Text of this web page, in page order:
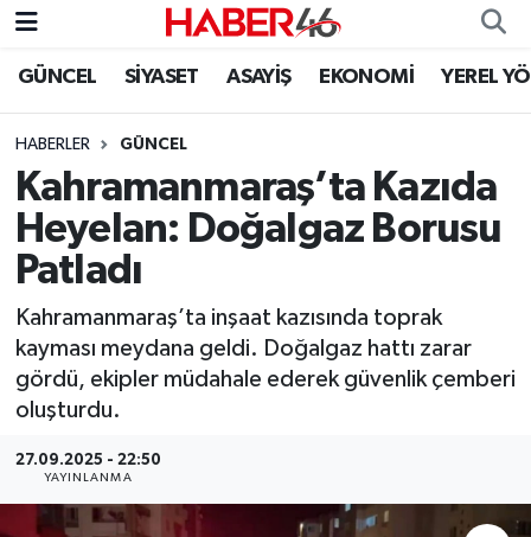
GÜNCEL SİYASET ASAYİŞ EKONOMİ YEREL
HABERLER GÜNCEL
Kahramanmaraş’ta Kazıda
Heyelan: Doğalgaz Borusu
Patladı
Kahramanmaraş’ta inşaat kazısında toprak
kayması meydana geldi. Doğalgaz hattı zarar
gördü, ekipler müdahale ederek güvenlik çemberi
oluşturdu.
27.09.2025 - 22:50
YAYINLANMA
GÜNCEL
SİYASET
EKONOMİ
SPOR
YAŞAM
TEKNOLOJİ
SAĞLIK
EĞİTİM
Nöbetçi Eczaneler
Hava Durumu
Kahramanmaraş Namaz Vakitleri
Trafik Durumu
Süper Lig Puan Durumu ve Fikstür
Tüm Manşetler
Son Dakika Haberleri
Haber Arşivi